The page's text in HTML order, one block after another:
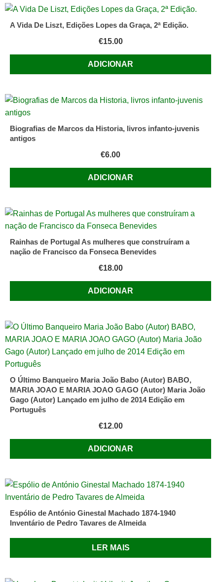
A Vida De Liszt, Edições Lopes da Graça, 2ª Edição.
€15.00
ADICIONAR
Biografias de Marcos da Historia, livros infanto-juvenis
antigos
€6.00
ADICIONAR
Rainhas de Portugal As mulheres que construíram a
nação de Francisco da Fonseca Benevides
€18.00
ADICIONAR
O Último Banqueiro Maria João Babo (Autor) BABO,
MARIA JOAO E MARIA JOAO GAGO (Autor) Maria João
Gago (Autor) Lançado em julho de 2014 Edição em
Português
€12.00
ADICIONAR
Espólio de António Ginestal Machado 1874-1940
Inventário de Pedro Tavares de Almeida
LER MAIS